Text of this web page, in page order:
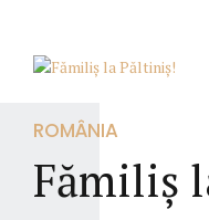
ROMÂNIA
Fămiliș